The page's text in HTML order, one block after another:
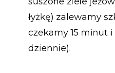
łyżkę) zalewamy
czekamy 15 minut
dziennie).